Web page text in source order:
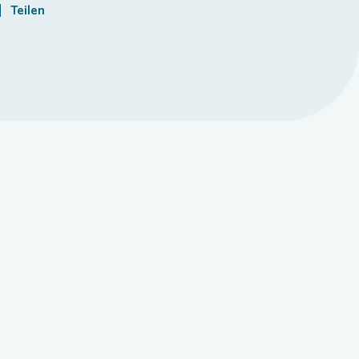
Teilen